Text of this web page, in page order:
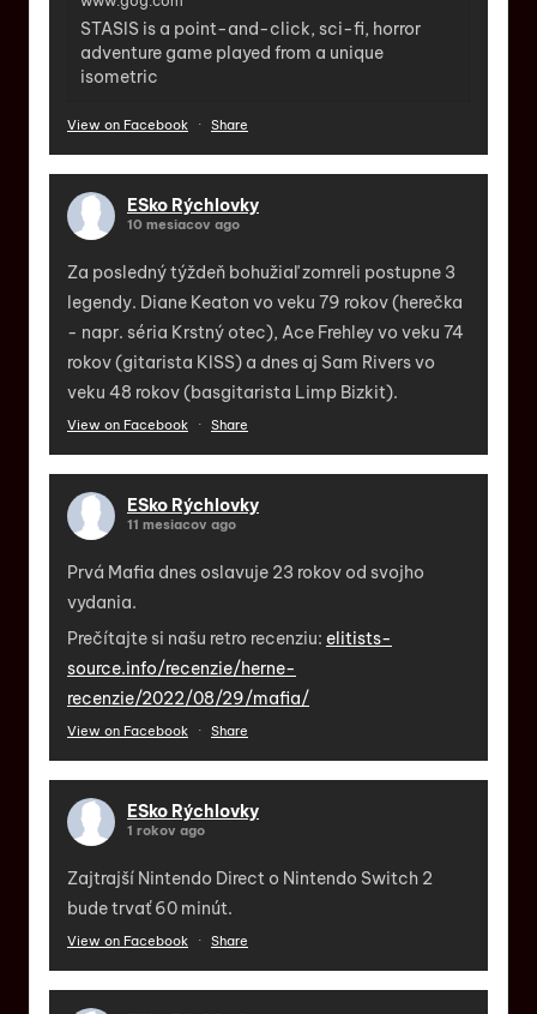
STASIS is a point-and-click, sci-fi, horror
adventure game played from a unique
isometric
View on Facebook · Share
ESko Rýchlovky
10 mesiacov ago
Za posledný týždeň bohužiaľ zomreli postupne 3
legendy. Diane Keaton vo veku 79 rokov (herečka
- napr. séria Krstný otec), Ace Frehley vo veku 74
rokov (gitarista KISS) a dnes aj Sam Rivers vo
veku 48 rokov (basgitarista Limp Bizkit).
View on Facebook · Share
ESko Rýchlovky
11 mesiacov ago
Prvá Mafia dnes oslavuje 23 rokov od svojho
vydania.
Prečítajte si našu retro recenziu: elitists-
source.info/recenzie/herne-
recenzie/2022/08/29/mafia/
View on Facebook · Share
ESko Rýchlovky
1 rokov ago
Zajtrajší Nintendo Direct o Nintendo Switch 2
bude trvať 60 minút.
View on Facebook · Share